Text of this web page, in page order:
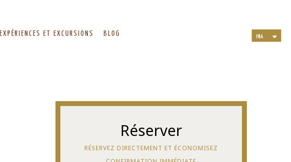
EXPÉRIENCES ET EXCURSIONS BLOG FRA
Réserver
RÉSERVEZ DIRECTEMENT ET ÉCONOMISEZ